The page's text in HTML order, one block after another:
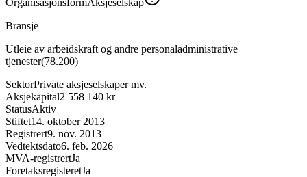
Bransje
Utleie av arbeidskraft og andre personaladministrative
tjenester(78.200)
SektorPrivate aksjeselskaper mv.
Aksjekapital2 558 140 kr
StatusAktiv
Stiftet14. oktober 2013
Registrert9. nov. 2013
Vedtektsdato6. feb. 2026
MVA-registrertJa
ForetaksregisteretJa